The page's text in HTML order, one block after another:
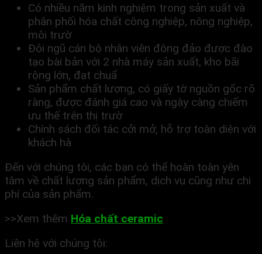
Có nhiều năm kinh nghiệm trong sản xuất và
phân phối hóa chất công nghiệp, nông nghiệp,
môi trườ
Đội ngũ cán bộ nhân viên đông đảo được đào
tạo bài bản với 2 nhà máy sản xuất, kho bãi
rộng lớn, đạt chuẩ
Sản phẩm chất lượng, có giấy tờ nguồn gốc rõ
ràng, được đánh giá cao và ngày càng chiếm
ưu thế trên thị trườ
Chính sách đối tác cởi mở, hỗ trợ toàn diện với
khách hà
Đến với chúng tôi, các bạn có thể hoàn toàn yên
tâm về chất lượng sản phẩm, dịch vụ cũng như chi
phí của sản phẩm.
>>Xem thêm Hóa chất ceramic
Liên hệ với chúng tôi: